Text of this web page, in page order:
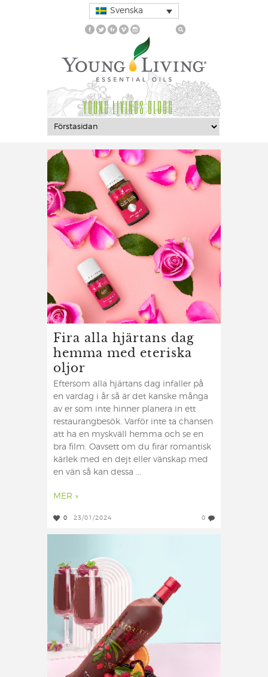
Svenska
YOUNG LIVINGS BLOGG
Fira alla hjärtans dag
hemma med eteriska
oljor
Eftersom alla hjärtans dag infaller på
en vardag i år så är det kanske många
av er som inte hinner planera in ett
restaurangbesök. Varför inte ta chansen
att ha en myskväll hemma och se en
bra film. Oavsett om du firar romantisk
kärlek med en dejt eller vänskap med
en vän så kan dessa ...
MER »
0 23/01/2024 0